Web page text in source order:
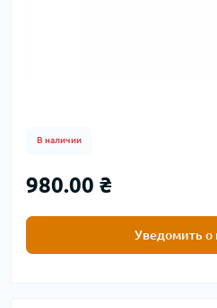
В наличии
980.00 ₴
Уведомить о